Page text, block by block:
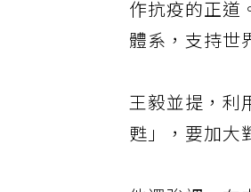
作抗疫的正道
體系，支持世
王毅並提，利
甦」，要加大